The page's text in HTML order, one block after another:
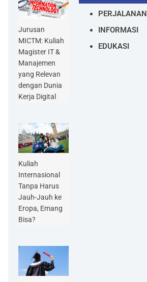
Jurusan
MICTM: Kuliah
Magister IT &
Manajemen
yang Relevan
dengan Dunia
Kerja Digital
Kuliah
Internasional
Tanpa Harus
Jauh-Jauh ke
Eropa, Emang
Bisa?
PERJALANAN
INFORMASI
EDUKASI